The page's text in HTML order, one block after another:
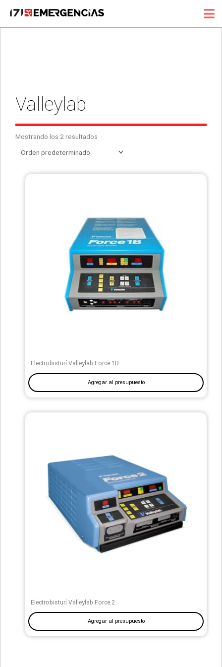
contenido
Valleylab
Mostrando los 2 resultados
Electrobisturí Valleylab Force 1B
Agregar al presupuesto
Electrobisturí Valleylab Force 2
Agregar al presupuesto